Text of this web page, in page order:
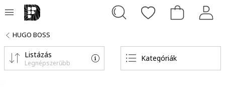
HUGO BOSS
Kategóriák
Listázás
Legnépszerűbb